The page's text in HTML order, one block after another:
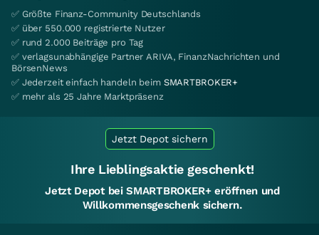
✅ Größte Finanz-Community Deutschlands
✅ über 550.000 registrierte Nutzer
✅ rund 2.000 Beiträge pro Tag
✅ verlagsunabhängige Partner ARIVA, FinanzNachrichten und
BörsenNews
✅ Jederzeit einfach handeln beim SMARTBROKER+
✅ mehr als 25 Jahre Marktpräsenz
Jetzt Depot sichern
Ihre Lieblingsaktie geschenkt!
Jetzt Depot bei SMARTBROKER+ eröffnen und
Willkommensgeschenk sichern.